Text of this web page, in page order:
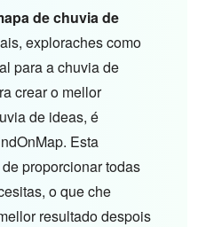
de chuvia de
exploraches como
para a chuvia de
crear o mellor
de ideas, é
Esta
proporcionar todas
o que che
resultado despois